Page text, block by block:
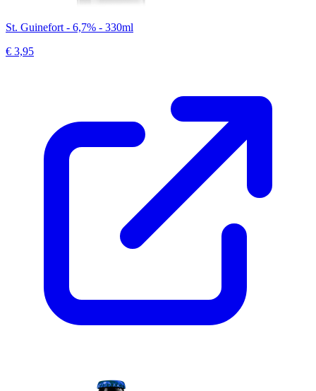
St. Guinefort - 6,7% - 330ml
€ 3,95